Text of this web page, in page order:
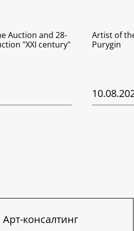
Auction and 28-
"XXI century"
Artist of
Purygin
Арт-консалтинг